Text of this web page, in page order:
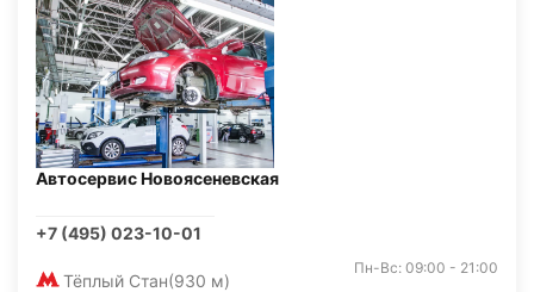
Автосервис Новоясеневская
+7 (495) 023-10-01
Тёплый Стан(930 м)
Пн-Вс: 09:00 - 21:00